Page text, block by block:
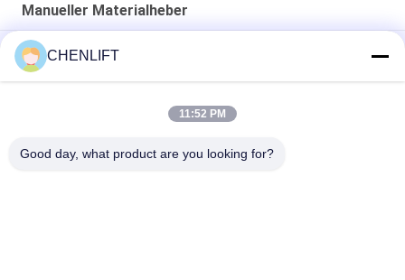
Manueller Materialheber
3.2m Plattformhöhe Manuelle Windenhebe mit 125 kg Last
Hydraulischer manueller Materiallift für Hotel / Restaurant /
CHENLIFT
11:52 PM
Good day, what product are you looking for?